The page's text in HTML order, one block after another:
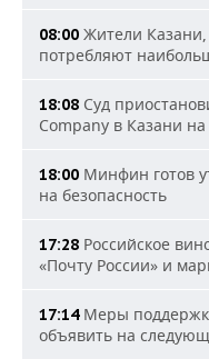
08:00 Жители
потребляют
18:08 Суд
Company в Казани на
18:00 Минфин готов
на безопасность
17:28 Российское
«Почту России» и
17:14Меры
объявить на